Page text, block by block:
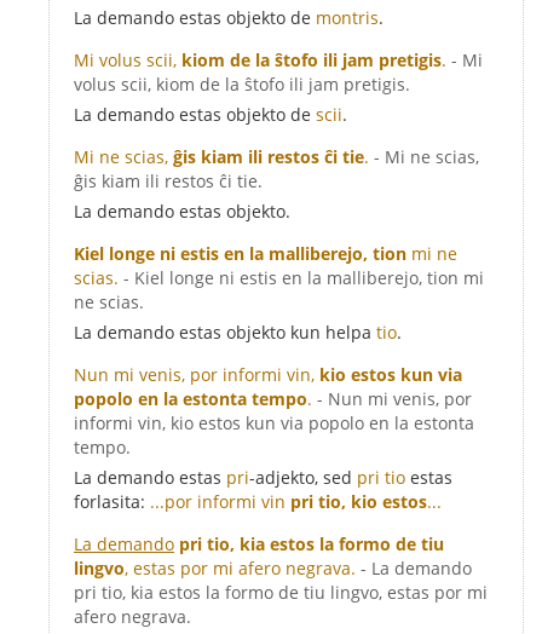
La demando estas objekto de montris.
Mi volus scii, kiom de la ŝtofo ili jam pretigis. - Mi
volus scii, kiom de la ŝtofo ili jam pretigis.
La demando estas objekto de scii.
Mi ne scias, ĝis kiam ili restos ĉi tie. - Mi ne scias,
ĝis kiam ili restos ĉi tie.
La demando estas objekto.
Kiel longe ni estis en la malliberejo, tion mi ne
scias. - Kiel longe ni estis en la malliberejo, tion mi
ne scias.
La demando estas objekto kun helpa tio.
Nun mi venis, por informi vin, kio estos kun via
popolo en la estonta tempo. - Nun mi venis, por
informi vin, kio estos kun via popolo en la estonta
tempo.
La demando estas pri-adjekto, sed pri tio estas
forlasita: ...por informi vin pri tio, kio estos...
La demando pri tio, kia estos la formo de tiu
lingvo, estas por mi afero negrava. - La demando
pri tio, kia estos la formo de tiu lingvo, estas por mi
afero negrava.